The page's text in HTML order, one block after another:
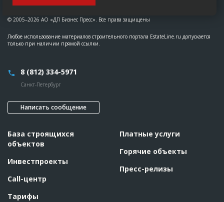
© 2005–2026 АО «ДП Бизнес Пресс». Все права защищены
Любое использование материалов строительного портала EstateLine.ru допускается
только при наличии прямой ссылки.
8 (812) 334-5971
Санкт-Петербург
Написать сообщение
База строящихся
объектов
Инвестпроекты
Call-центр
Тарифы
Платные услуги
Горячие объекты
Пресс-релизы